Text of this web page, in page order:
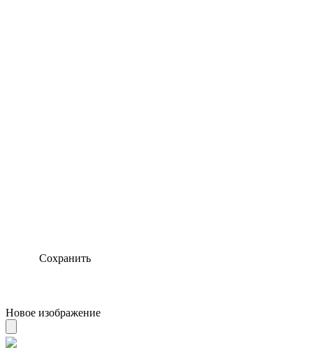
Сохранить
Новое изображение